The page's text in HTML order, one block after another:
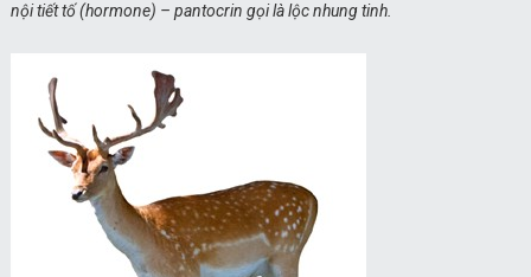
nội tiết tố (hormone) – pantocrin gọi là lộc nhung tinh.